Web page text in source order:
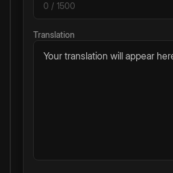
0 / 1500
Translation
Your translation will appear